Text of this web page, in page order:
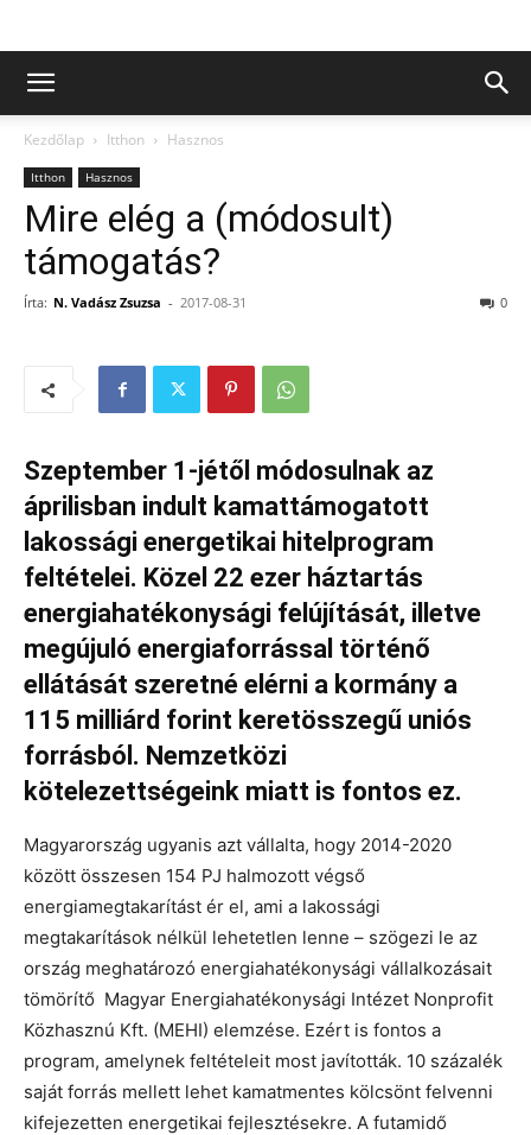
Kezdőlap Itthon Hasznos
Itthon Hasznos
Mire elég a (módosult)
támogatás?
Írta: N. Vadász Zsuzsa - 2017-08-31 0
Szeptember 1-jétől módosulnak az
áprilisban indult kamattámogatott
lakossági energetikai hitelprogram
feltételei. Közel 22 ezer háztartás
energiahatékonysági felújítását, illetve
megújuló energiaforrással történő
ellátását szeretné elérni a kormány a
115 milliárd forint keretösszegű uniós
forrásból. Nemzetközi
kötelezettségeink miatt is fontos ez.
Magyarország ugyanis azt vállalta, hogy 2014-2020
között összesen 154 PJ halmozott végső
energiamegtakarítást ér el, ami a lakossági
megtakarítások nélkül lehetetlen lenne – szögezi le az
ország meghatározó energiahatékonysági vállalkozásait
tömörítő Magyar Energiahatékonysági Intézet Nonprofit
Közhasznú Kft. (MEHI) elemzése. Ezért is fontos a
program, amelynek feltételeit most javították. 10 százalék
saját forrás mellett lehet kamatmentes kölcsönt felvenni
kifejezetten energetikai fejlesztésekre. A futamidő